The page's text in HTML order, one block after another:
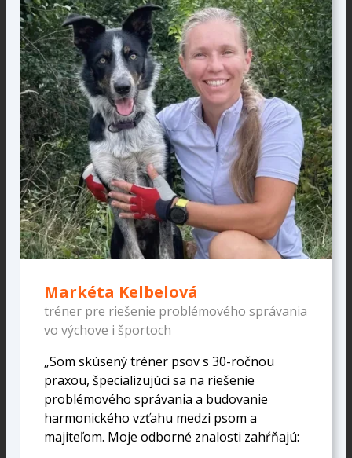
Markéta Kelbelová
tréner pre riešenie problémového správania
vo výchove i športoch
„Som skúsený tréner psov s 30-ročnou
praxou, špecializujúci sa na riešenie
problémového správania a budovanie
harmonického vzťahu medzi psom a
majiteľom. Moje odborné znalosti zahŕňajú: